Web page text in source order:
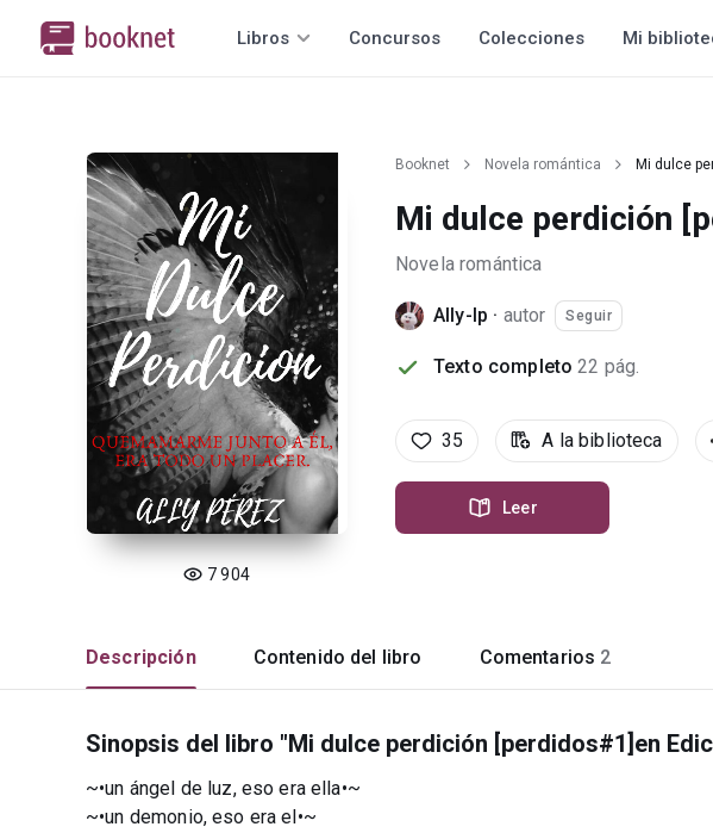
Libros Concursos Colecciones Mi
7 904
Booknet Novela romántica Mi dulce
Mi dulce perdición
Novela romántica
Ally-lp · autor Seguir
Texto completo 22 pág.
35 A la biblioteca
Leer
Descripción Contenido del libro Comentarios 2
Sinopsis del libro "Mi dulce perdición [perdidos#1]en
~•un ángel de luz, eso era ella•~
~•un demonio, eso era el•~